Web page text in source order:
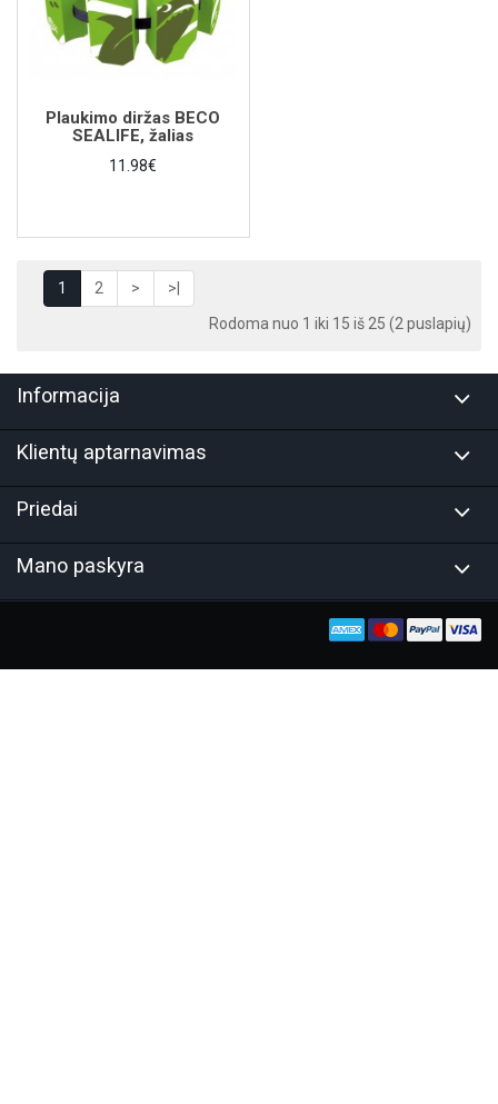
Plaukimo diržas BECO
SEALIFE, žalias
11.98€
1 2 >
>|
Rodoma nuo 1 iki 15 iš 25 (2 puslapių)
Informacija
Klientų aptarnavimas
Priedai
Mano paskyra